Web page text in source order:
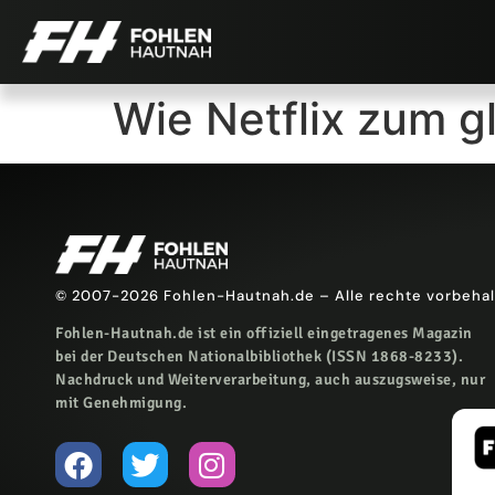
Wie Netflix zum
© 2007-2026 Fohlen-Hautnah.de – Alle rechte
Fohlen-Hautnah.de ist ein offiziell eingetragenes Magazin
bei der Deutschen Nationalbibliothek (ISSN 1868-8233).
Nachdruck und Weiterverarbeitung, auch auszugsweise, nur
mit Genehmigung.